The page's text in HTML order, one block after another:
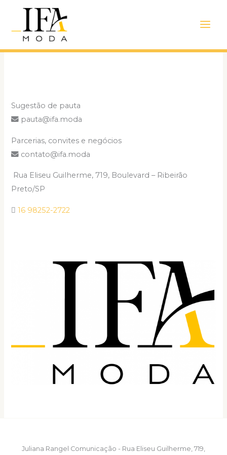
conteúdo
Menu
Contato
Sugestão de pauta
pauta@ifa.moda
Parcerias, convites e negócios
contato@ifa.moda
Rua Eliseu Guilherme, 719, Boulevard – Ribeirão
Preto/SP
16 98252-2722
Juliana Rangel Comunicação - Rua Eliseu Guilherme, 719,